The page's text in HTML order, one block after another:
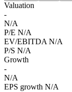
Valuation
-
N/A
P/E N/A
EV/EBITDA N/A
P/S N/A
Growth
-
N/A
EPS growth N/A